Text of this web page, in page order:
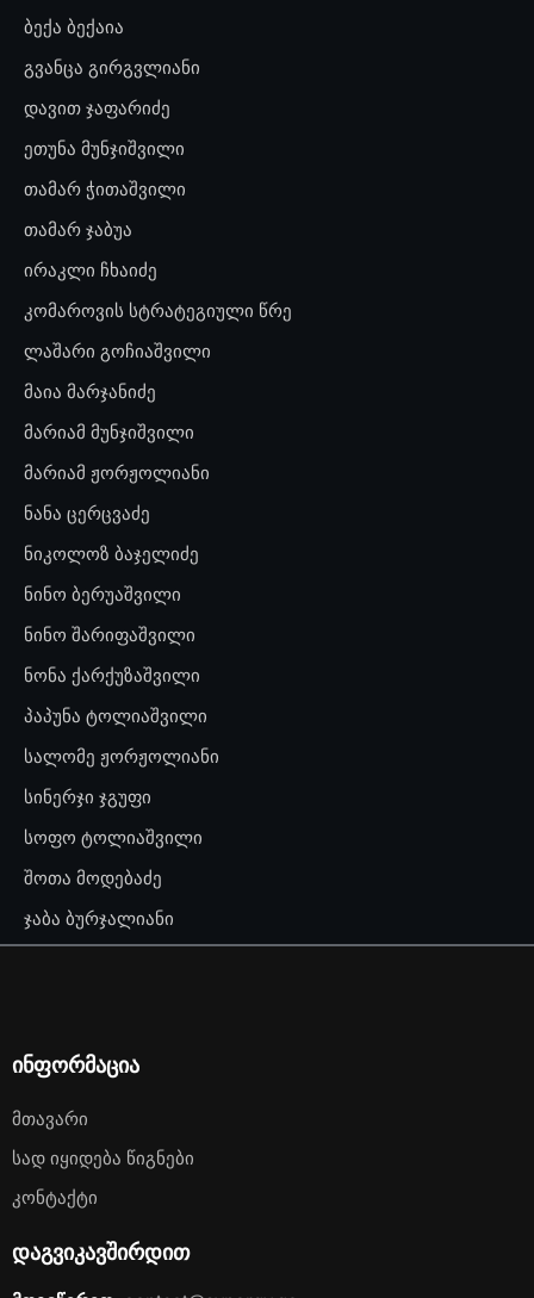
ბექა ბექაია
გვანცა გირგვლიანი
დავით ჯაფარიძე
ეთუნა მუნჯიშვილი
თამარ ჭითაშვილი
თამარ ჯაბუა
ირაკლი ჩხაიძე
კომაროვის სტრატეგიული წრე
ლაშარი გოჩიაშვილი
მაია მარჯანიძე
მარიამ მუნჯიშვილი
მარიამ ჟორჟოლიანი
ნანა ცერცვაძე
ნიკოლოზ ბაჯელიძე
ნინო ბერუაშვილი
ნინო შარიფაშვილი
ნონა ქარქუზაშვილი
პაპუნა ტოლიაშვილი
სალომე ჟორჟოლიანი
სინერჯი ჯგუფი
სოფო ტოლიაშვილი
შოთა მოდებაძე
ჯაბა ბურჯალიანი
ინფორმაცია
Მთავარი
Სად Იყიდება Წიგნები
Კონტაქტი
დაგვიკავშირდით